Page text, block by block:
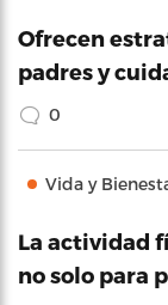
Ofrecen
padres y
0
Vida y
La actividad
no solo para